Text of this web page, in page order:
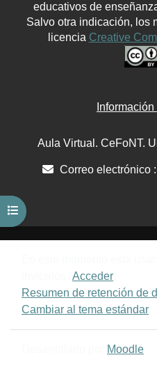
Abrir índice del curso
educativos de
Salvo otra indicación, los
licencia Creative
Aula Virtual. CeFoNT.
Correo electrónico :
Acceder
Resumen de retención de
Cambiar al tema estándar
Moodle